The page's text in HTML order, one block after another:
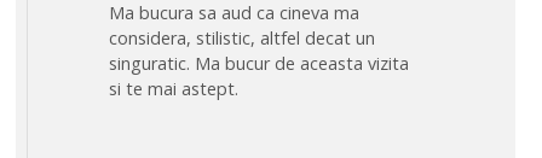
Ma bucura sa aud ca cineva ma
considera, stilistic, altfel decat un
singuratic. Ma bucur de aceasta vizita
si te mai astept.